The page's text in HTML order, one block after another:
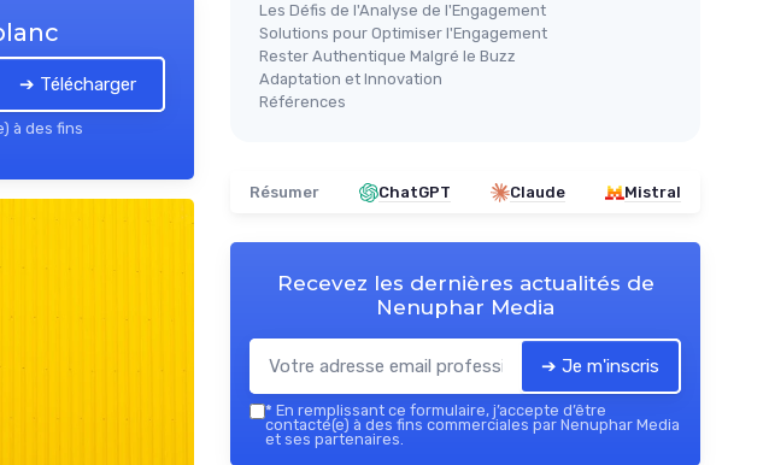
➔ Télécharger
à des fins
Les Défis de l'Analyse de l'Engagement
Solutions pour Optimiser l'Engagement
Rester Authentique Malgré le Buzz
Adaptation et Innovation
Références
Résumer ChatGPT Claude Mistral
Recevez les dernières actualités de
Nenuphar Media
➔ Je m'inscris
* En remplissant ce formulaire, j’accepte d’être
contacté(e) à des fins commerciales par Nenuphar Media
et ses partenaires.